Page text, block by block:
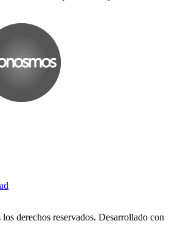
derechos reservados. Desarrollado con